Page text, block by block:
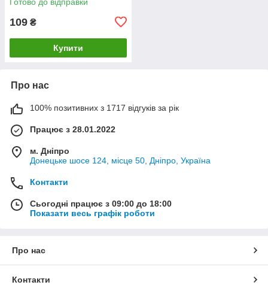
109 ₴
Купити
Про нас
100% позитивних з 1717 відгуків за рік
Працює з 28.01.2022
м. Дніпро
Донецьке шосе 124, місце 50, Дніпро, Україна
Контакти
Сьогодні працює з 09:00 до 18:00
Показати весь графік роботи
Про нас
Контакти